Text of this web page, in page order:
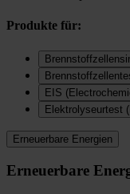
Produkte für:
EIS
Elektrolyseurtest
Erneuerbare Energien
Erneuerbare